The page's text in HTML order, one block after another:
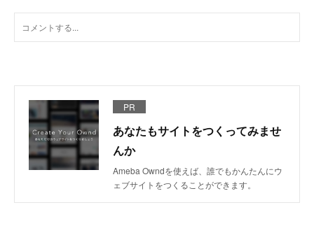
PR
あなたもサイトをつくってみませ
んか
Ameba Owndを使えば、誰でもかんたんにウ
ェブサイトをつくることができます。